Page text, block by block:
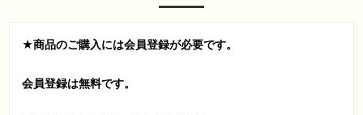
★商品のご購入には会員登録が必要です。
会員登録は無料です。